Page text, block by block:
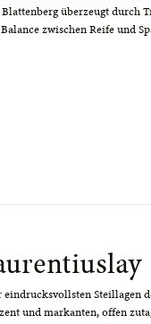
überzeugt durch
zwischen Reife und
Steillagen
und markanten, offen